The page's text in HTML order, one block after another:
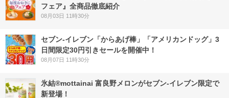
フェア』全商品徹底紹介
08月03日 11時30分
セブン‐イレブン「からあげ棒」「アメリカンドッグ」3
日間限定30円引きセールを開催中！
08月07日 11時30分
氷結®mottainai 富良野メロンがセブン‐イレブン限定で
新登場！